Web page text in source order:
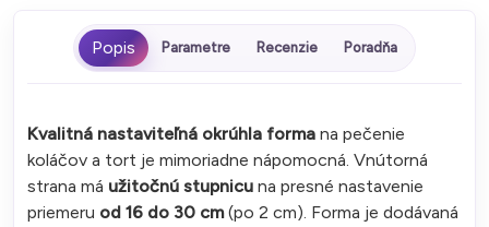
Parametre Recenzie Poradňa
Kvalitná nastaviteľná okrúhla forma na pečenie
koláčov a tort je mimoriadne nápomocná. Vnútorná
strana má užitočnú stupnicu na presné nastavenie
priemeru od 16 do 30 cm(po 2 cm). Forma je dodávaná